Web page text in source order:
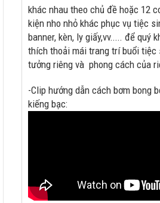
khác nhau theo chủ đề hoặc 12
kiện nho nhỏ khác phục vụ tiệc
banner, kèn, ly giấy,vv..... để quý
thích thoải mái trang trí buổi tiệc
tưởng riêng và phong cách của
-Clip hướng dẫn cách bơm bong
kiếng bạc: